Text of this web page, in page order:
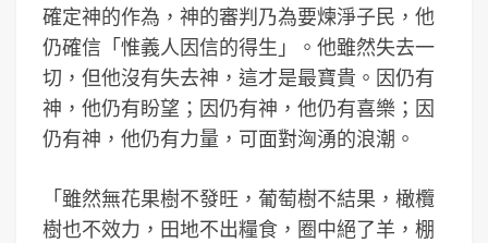
確定神的作為，神的審判乃為要煉淨子民，他
仍確信「惟義人因信的得生」。他雖然失去一
切，但他沒有失去神，這才是最寶貴。因仍有
神，他仍有盼望；因仍有神，他仍有喜樂；因
仍有神，他仍有力量，可面對洶湧的浪潮。
「雖然無花果樹不發旺，葡萄樹不結果，橄欖
樹也不效力，田地不出糧食，圈中絕了羊，棚